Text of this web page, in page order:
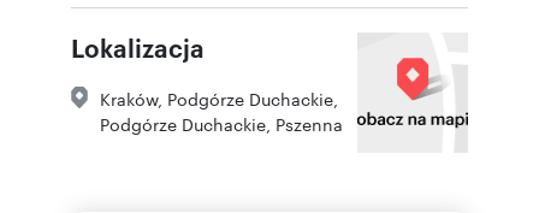
Lokalizacja
Kraków, Podgórze Duchackie
Podgórze Duchackie Pszenna